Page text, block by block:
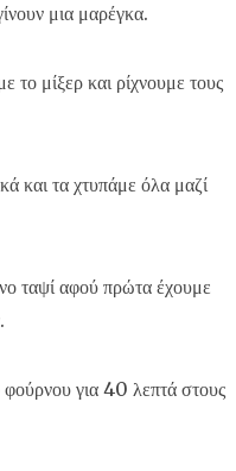
μια μαρέγκα.
το μίξερ και ρίχνουμε τους
και τα χτυπάμε όλα μαζί
ταψί αφού πρώτα έχουμε
για 40 λεπτά στους